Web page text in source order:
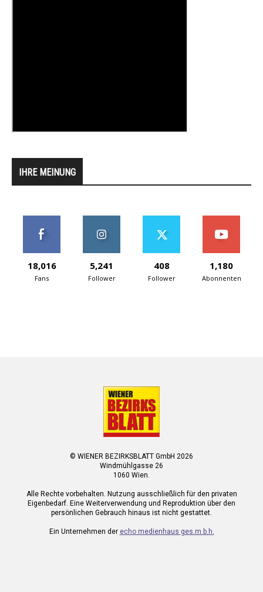
IHRE MEINUNG
18,016
Fans
5,241
Follower
408
Follower
1,180
Abonnenten
© WIENER BEZIRKSBLATT GmbH 2026
Windmühlgasse 26
1060 Wien.
Alle Rechte vorbehalten. Nutzung ausschließlich für den privaten
Eigenbedarf. Eine Weiterverwendung und Reproduktion über den
persönlichen Gebrauch hinaus ist nicht gestattet.
Ein Unternehmen der echo medienhaus ges.m.b.h.